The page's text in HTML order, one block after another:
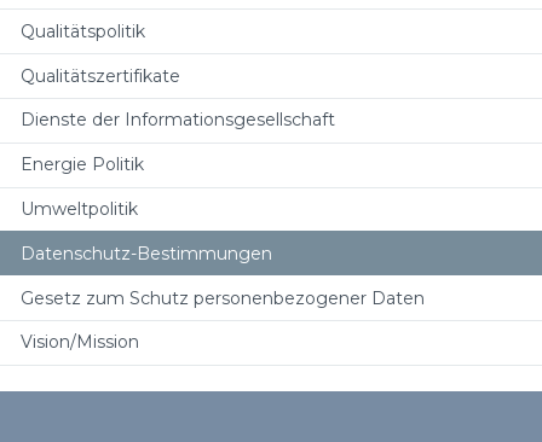
Qualitätspolitik
Qualitätszertifikate
Dienste der Informationsgesellschaft
Energie Politik
Umweltpolitik
Datenschutz-Bestimmungen
Gesetz zum Schutz personenbezogener Daten
Vision/Mission